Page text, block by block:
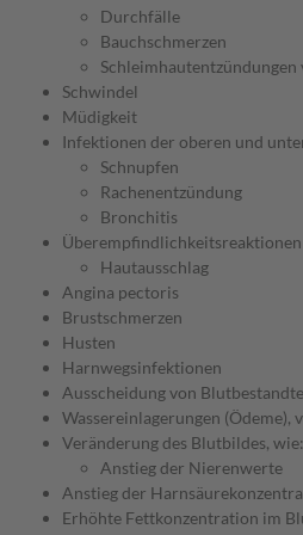
Durchfälle
Bauchschmerzen
Schwindel
Müdigkeit
Infektionen der oberen und
Schnupfen
Rachenentzündung
Bronchitis
Hautausschlag
Angina pectoris
Brustschmerzen
Husten
Harnwegsinfektionen
Ausscheidung von
Wassereinlagerungen (Ödeme),
Veränderung des Blutbildes, wie:
Anstieg der Nierenwerte
Anstieg der
Erhöhte Fettkonzentration im